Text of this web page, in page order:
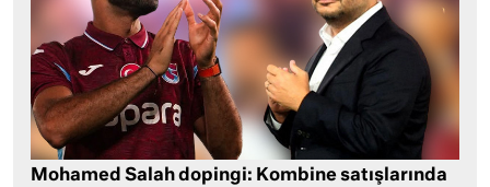
Mohamed Salah dopingi: Kombine satışlarında